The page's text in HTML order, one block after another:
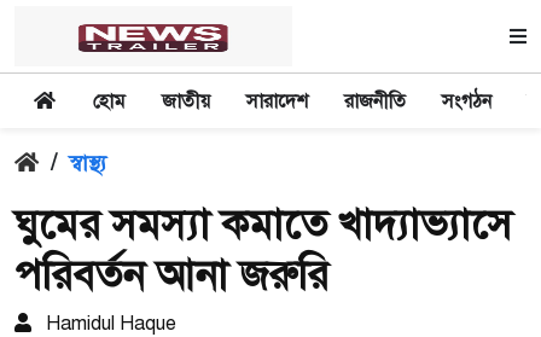
হোম জাতীয় সারাদেশ রাজনীতি সংগঠন
/ স্বাস্থ্য
ঘুমের সমস্যা কমাতে খাদ্যাভ্যাসে
পরিবর্তন আনা জরুরি
Hamidul Haque